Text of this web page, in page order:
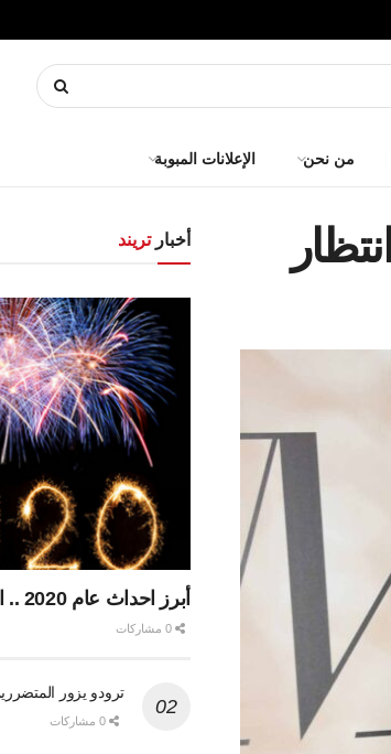
من نحن الإعلانات المبوبة
أخبارتريند
أبرز احداث عام 2020 .. الجزء الأول
ترودو يزور